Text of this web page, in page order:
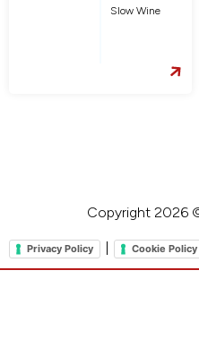
Slow Wine
Copyright 2026
Privacy Policy Cookie Policy